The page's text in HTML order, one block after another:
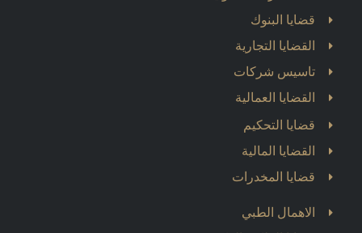
قضايا البنوك
القضايا التجارية
تاسيس شركات
القضايا العمالية
قضايا التحكيم
القضايا المالية
قضايا المخدرات
الاهمال الطبي